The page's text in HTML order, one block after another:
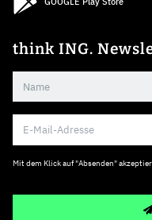
think ING.
Mit dem Klick auf "Absenden"